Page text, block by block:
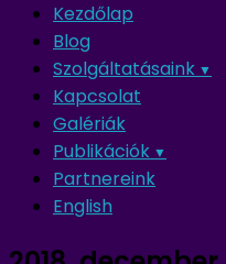
Kezdőlap
Blog
Szolgáltatásaink
Kapcsolat
Galériák
Publikációk
Partnereink
English